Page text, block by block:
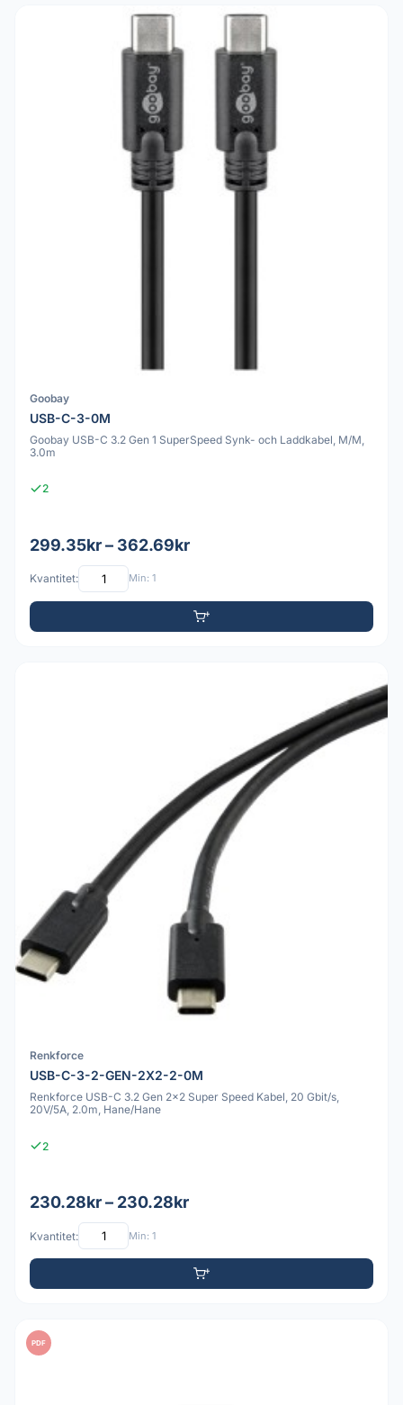
Goobay
USB-C-3-0M
Goobay USB-C 3.2 Gen 1 SuperSpeed Synk- och Laddkabel, M/M,
3.0m
2
299.35kr – 362.69kr
Kvantitet: Min: 1
Renkforce
USB-C-3-2-GEN-2X2-2-0M
Renkforce USB-C 3.2 Gen 2x2 Super Speed Kabel, 20 Gbit/s,
20V/5A, 2.0m, Hane/Hane
2
230.28kr – 230.28kr
Kvantitet: Min: 1
PDF